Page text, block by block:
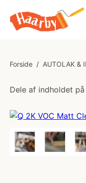
Forside / AUTOLAK &
Dele af indholdet